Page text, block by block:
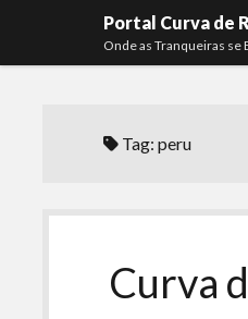
Portal Curva de
Onde as Tranqueiras se
Tag:peru
Curva